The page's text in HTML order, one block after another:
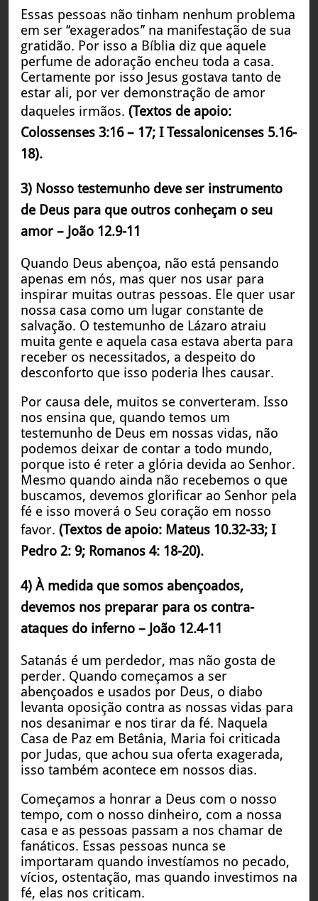
Essas pessoas não tinham nenhum problema
em ser ‘‘exagerados’’ na manifestação de sua
gratidão. Por isso a Bíblia diz que aquele
perfume de adoração encheu toda a casa.
Certamente por isso Jesus gostava tanto de
estar ali, por ver demonstração de amor
daqueles irmãos. (Textos de apoio:
Colossenses 3:16 – 17; I Tessalonicenses 5.16-
18).
3) Nosso testemunho deve ser instrumento
de Deus para que outros conheçam o seu
amor – João 12.9-11
Quando Deus abençoa, não está pensando
apenas em nós, mas quer nos usar para
inspirar muitas outras pessoas. Ele quer usar
nossa casa como um lugar constante de
salvação. O testemunho de Lázaro atraiu
muita gente e aquela casa estava aberta para
receber os necessitados, a despeito do
desconforto que isso poderia lhes causar.
Por causa dele, muitos se converteram. Isso
nos ensina que, quando temos um
testemunho de Deus em nossas vidas, não
podemos deixar de contar a todo mundo,
porque isto é reter a glória devida ao Senhor.
Mesmo quando ainda não recebemos o que
buscamos, devemos glorificar ao Senhor pela
fé e isso moverá o Seu coração em nosso
favor. (Textos de apoio: Mateus 10.32-33; I
Pedro 2: 9; Romanos 4: 18-20).
4) À medida que somos abençoados,
devemos nos preparar para os contra-
ataques do inferno – João 12.4-11
Satanás é um perdedor, mas não gosta de
perder. Quando começamos a ser
abençoados e usados por Deus, o diabo
levanta oposição contra as nossas vidas para
nos desanimar e nos tirar da fé. Naquela
Casa de Paz em Betânia, Maria foi criticada
por Judas, que achou sua oferta exagerada,
isso também acontece em nossos dias.
Começamos a honrar a Deus com o nosso
tempo, com o nosso dinheiro, com a nossa
casa e as pessoas passam a nos chamar de
fanáticos. Essas pessoas nunca se
importaram quando investíamos no pecado,
vícios, ostentação, mas quando investimos na
fé, elas nos criticam.